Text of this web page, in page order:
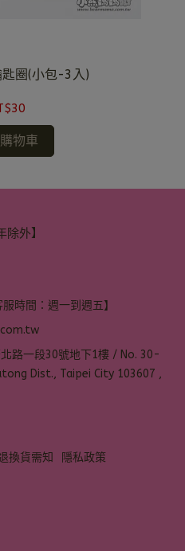
圈(小包-3入)
物車
外】
時間：週一到週五】
路一段30號地下1樓 / No. 30-
Dist., Taipei City 103607 ,
換貨需知
隱私政策